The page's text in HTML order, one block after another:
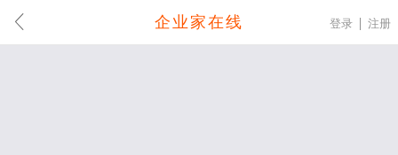
企业家在线 登录 注册